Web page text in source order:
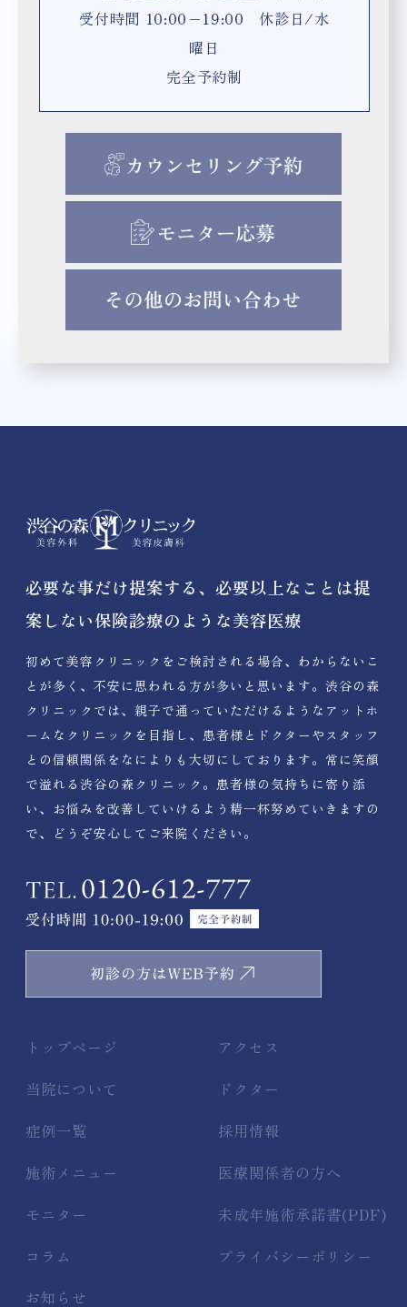
受付時間 10:00−19:00 休診日/水
曜日
完全予約制
必要な事だけ提案する、必要以上なことは提
案しない保険診療のような美容医療
初めて美容クリニックをご検討される場合、わからないこ
とが多く、不安に思われる方が多いと思います。渋谷の森
クリニックでは、親子で通っていただけるようなアットホ
ームなクリニックを目指し、患者様とドクターやスタッフ
との信頼関係をなによりも大切にしております。常に笑顔
で溢れる渋谷の森クリニック。患者様の気持ちに寄り添
い、お悩みを改善していけるよう精一杯努めていきますの
で、どうぞ安心してご来院ください。
トップページ
当院について
症例一覧
施術メニュー
モニター
コラム
お知らせ
アクセス
ドクター
採用情報
医療関係者の方へ
未成年施術承諾書(PDF)
プライバシーポリシー